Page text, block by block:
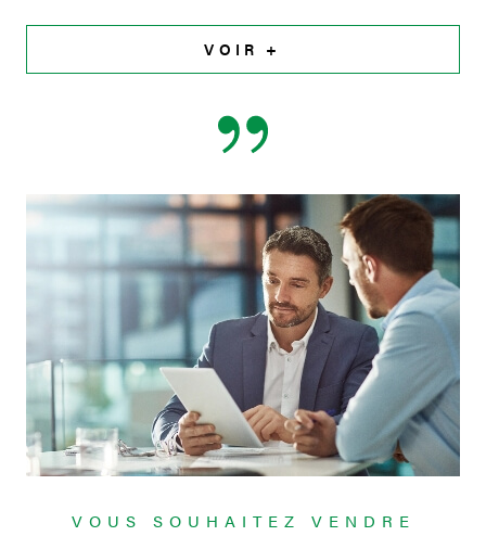
VOIR +
VOUS SOUHAITEZ VENDRE